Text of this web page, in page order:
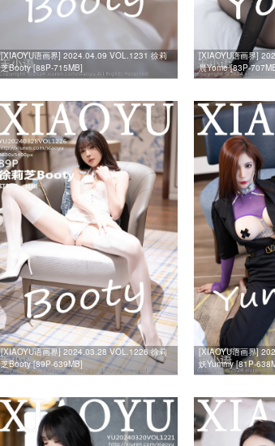
[XIAOYU语画界] 2024.04.09 VOL.1231 徐莉
芝Booty [88P-715MB]
[XIAOYU语画界]
晨Yome [83P-
[XIAOYU语画界] 2024.03.28 VOL.1226 徐莉
芝Booty [89P-639MB]
[XIAOYU语画界]
妖Yummy [81P-